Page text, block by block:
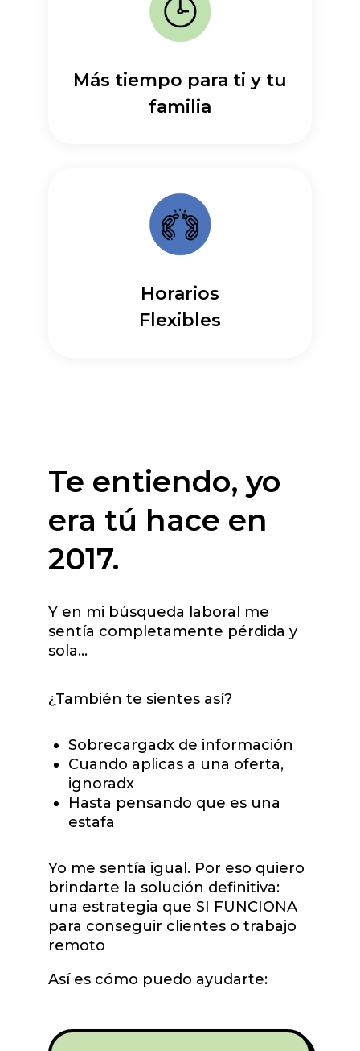
Más tiempo para ti y tu
familia
Horarios
Flexibles
Te entiendo, yo
era tú hace en
2017.
Y en mi búsqueda laboral me
sentía completamente pérdida y
sola…
¿También te sientes así?
Sobrecargadx de información
Cuando aplicas a una oferta,
ignoradx
Hasta pensando que es una
estafa
Yo me sentía igual. Por eso quiero
brindarte la solución definitiva:
una estrategia que SI FUNCIONA
para conseguir clientes o trabajo
remoto
Así es cómo puedo ayudarte: